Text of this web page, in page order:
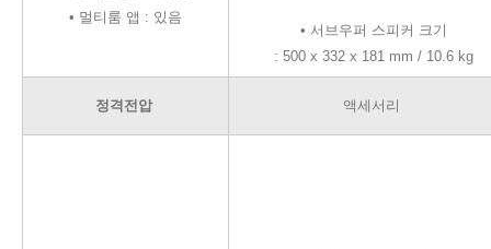
• 멀티룸 앱 : 있음
• 서브우퍼 스피커 크기
: 500 x 332 x 181 mm / 10.6 kg
정격전압 액세서리